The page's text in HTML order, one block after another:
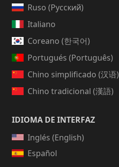
Ruso (Русский)
Italiano
Coreano (한국어)
Portugués (Português)
Chino simplificado (汉语)
Chino tradicional (漢語)
IDIOMA DE INTERFAZ
Inglés (English)
Español